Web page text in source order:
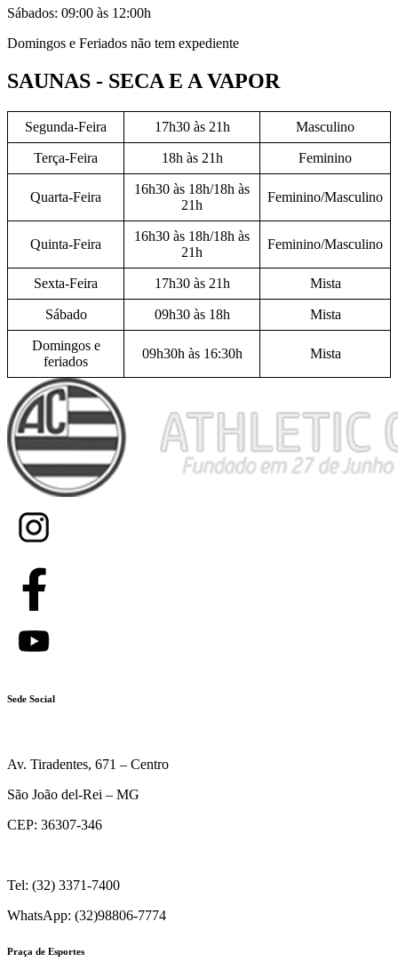
Sábados: 09:00 às 12:00h
Domingos e Feriados não tem expediente
SAUNAS - SECA E A VAPOR
Segunda-Feira 17h30 às 21h Masculino
Terça-Feira 18h às 21h Feminino
Quarta-Feira
16h30 às 18h/18h às
21h
Feminino/Masculino
Quinta-Feira
16h30 às 18h/18h às
21h
Feminino/Masculino
Sexta-Feira 17h30 às 21h Mista
Sábado 09h30 às 18h Mista
Domingos e
feriados
09h30h às 16:30h Mista
Sede Social
Av. Tiradentes, 671 – Centro
São João del-Rei – MG
CEP: 36307-346
Tel: (32) 3371-7400
WhatsApp: (32)98806-7774
Praça de Esportes